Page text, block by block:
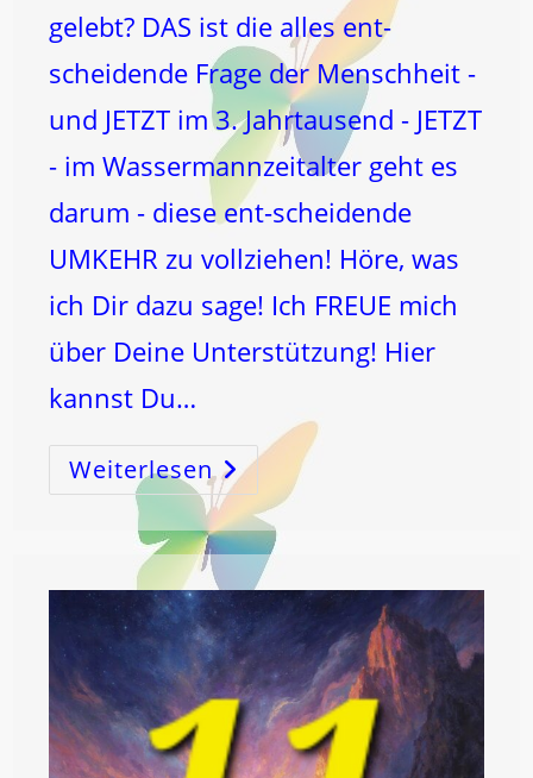
gelebt? DAS ist die alles ent-
scheidende Frage der Menschheit -
und JETZT im 3. Jahrtausend - JETZT
- im Wassermannzeitalter geht es
darum - diese ent-scheidende
UMKEHR zu vollziehen! Höre, was
ich Dir dazu sage! Ich FREUE mich
über Deine Unterstützung! Hier
kannst Du…
Weiterlesen LEBST
DU?
…
Oder
„wirst“
Du
Gelebt?